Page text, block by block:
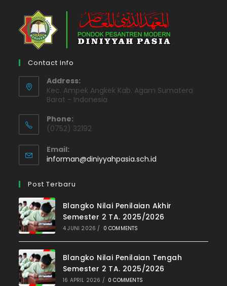
Contact Info
Address:
Kec. Ampek Angkek Kab. Agam Sumatera
Barat - Indonesia
Phone:
(0752) 32192
Email:
informan@diniyyahpasia.sch.id
Post Terbaru
Blangko Nilai Penilaian Akhir
Semester 2 TA. 2025/2026
4 JUNI 2026 / 0 COMMENTS
Blangko Nilai Penilaian Tengah
Semester 2 TA. 2025/2026
16 APRIL 2026 / 0 COMMENTS